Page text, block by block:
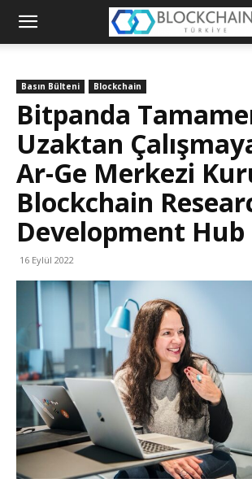
Blockchain
Platformu
Basın Bülteni Blockchain
Bitpanda
Uzaktan
Ar-Ge Merkezi
Blockchain
Development Hub
16 Eylül 2022